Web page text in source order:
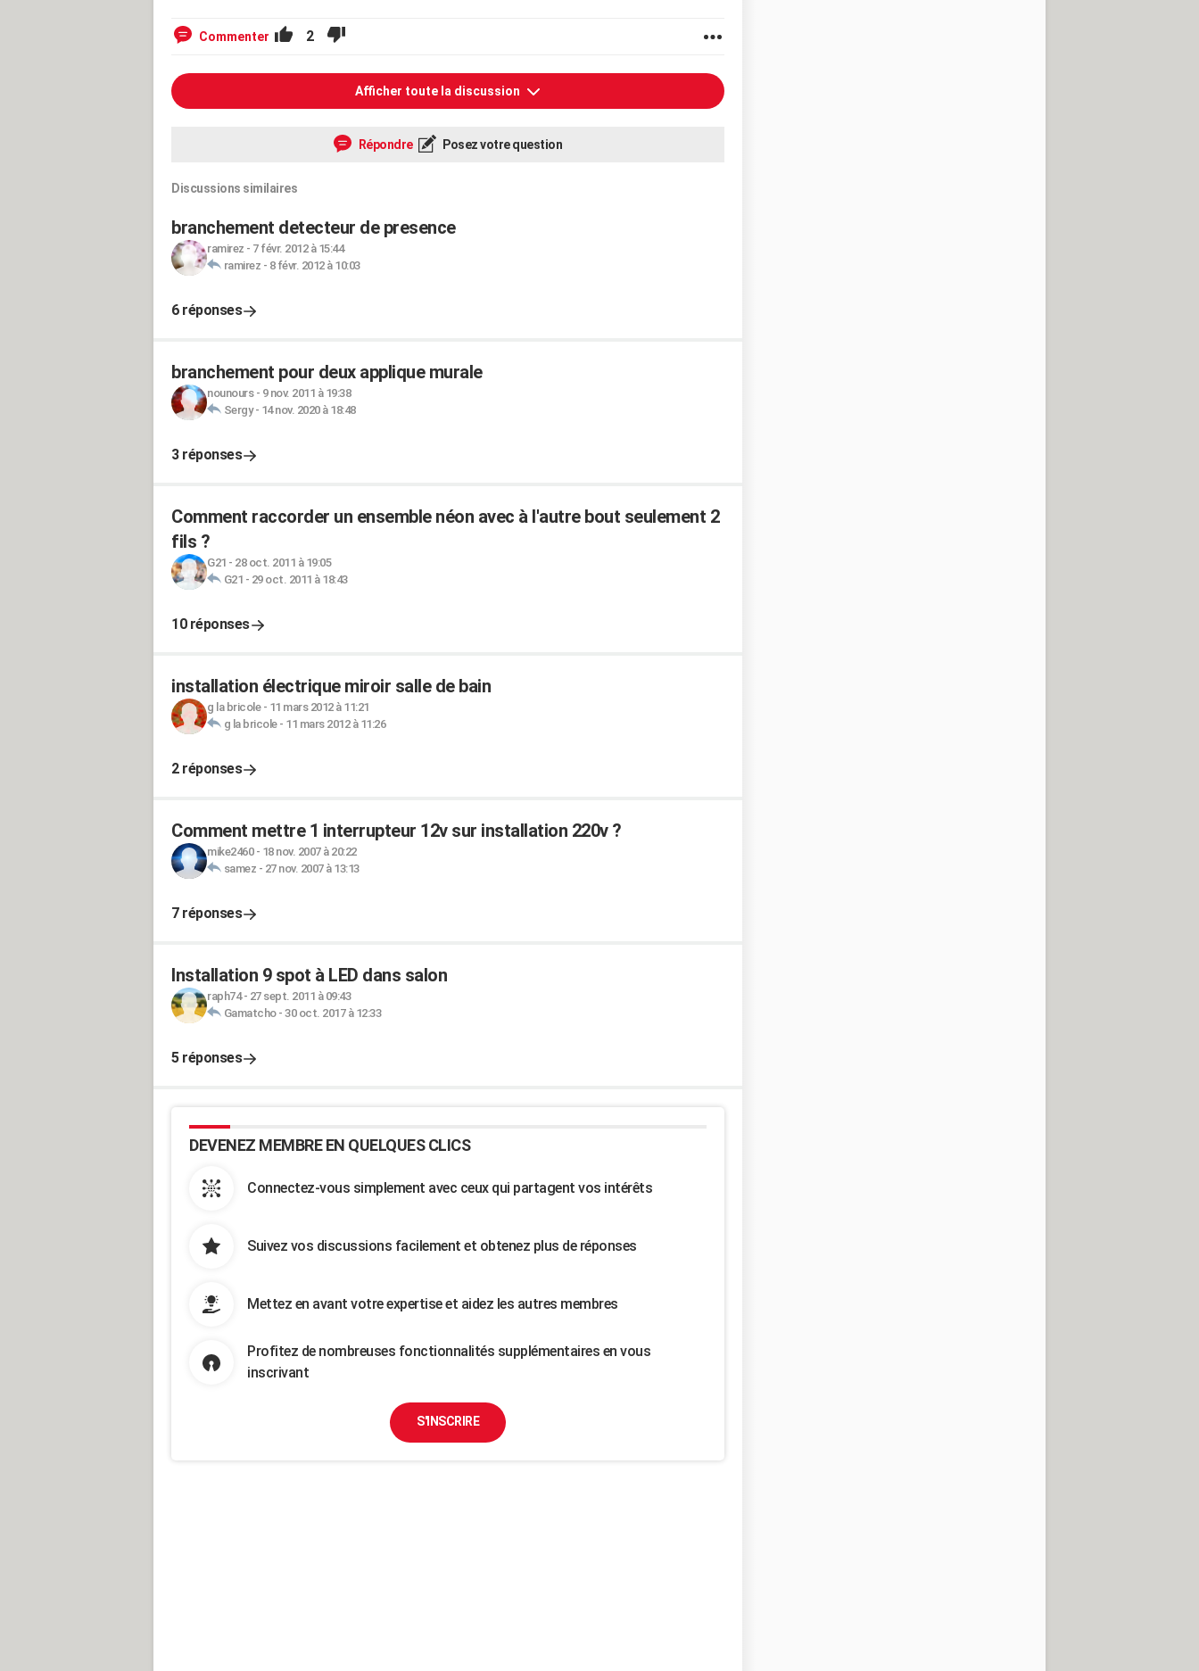
Commenter 2
Afficher toute la discussion
Répondre Posez votre question
Discussions similaires
branchement detecteur de presence
ramirez - 7 févr. 2012 à 15:44
ramirez - 8 févr. 2012 à 10:03
6 réponses
branchement pour deux applique murale
nounours- 9 nov. 2011 à 19:38
Sergy- 14 nov. 2020 à 18:48
3 réponses
Comment raccorder un ensemble néon avec à l'autre bout seulement 2
fils ?
G21 - 28 oct. 2011 à 19:05
G21 - 29 oct. 2011 à 18:43
10 réponses
installation électrique miroir salle de bain
g la bricole- 11 mars 2012 à 11:21
g la bricole- 11 mars 2012 à 11:26
2 réponses
Comment mettre 1 interrupteur 12v sur installation 220v ?
mike2460- 18 nov. 2007 à 20:22
samez - 27 nov. 2007 à 13:13
7 réponses
Installation 9 spot à LED dans salon
raph74- 27 sept. 2011 à 09:43
Gamatcho- 30 oct. 2017 à 12:33
5 réponses
DEVENEZ MEMBRE EN QUELQUES CLICS
Connectez-vous simplement avec ceux qui partagent vos intérêts
Suivez vos discussions facilement et obtenez plus de réponses
Mettez en avant votre expertise et aidez les autres membres
Profitez de nombreuses fonctionnalités supplémentaires en vous
inscrivant
S'INSCRIRE